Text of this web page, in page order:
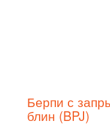
Берпи с
блин (BPJ)